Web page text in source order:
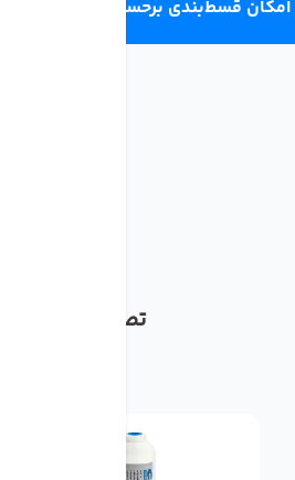
تصفیه آب cck ارجینال